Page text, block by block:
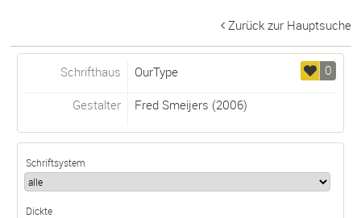
Zurück zur Hauptsuche
0
Schrifthaus OurType
Gestalter Fred Smeijers (2006)
Schriftsystem
Dickte